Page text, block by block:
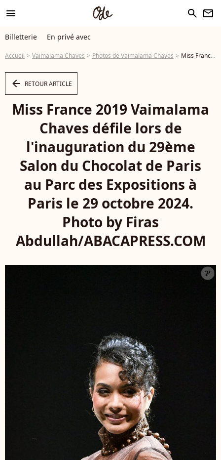
menu search newsletter
Billetterie En privé avec
Accueil Vaimalama Chaves Photos de Vaimalama Chaves Miss France 2019 Vaimalama Chaves défile lors de l'inauguration du 29ème Salon du Chocolat de Paris au Parc des Expositions à Paris le 29 octobre 2024. Photo by Firas Abdullah/ABACAPRESS.COM - Photo
arrow_left RETOUR ARTICLE
Miss France 2019 Vaimalama
Chaves défile lors de
l'inauguration du 29ème
Salon du Chocolat de Paris
au Parc des Expositions à
Paris le 29 octobre 2024.
Photo by Firas
Abdullah/ABACAPRESS.COM